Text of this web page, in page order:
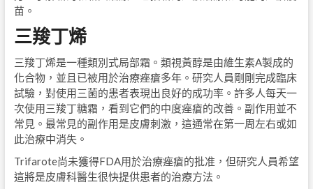
苗。
三羧丁烯
三羧丁烯是一種類別式局部霜。類視黃醇是由維生素A製成的
化合物，並且已被用於治療痤瘡多年。研究人員剛剛完成臨床
試驗，對使用三菌的患者表現出良好的成功率。許多人每天一
次使用三羧丁糖霜，看到它們的中度痤瘡的改善。副作用並不
常見。最常見的副作用是皮膚刺激，這通常在第一周左右或如
此治療中消失。
Trifarote尚未獲得FDA用於治療痤瘡的批准，但研究人員希望
這將是皮膚科醫生很快提供患者的治療方法。